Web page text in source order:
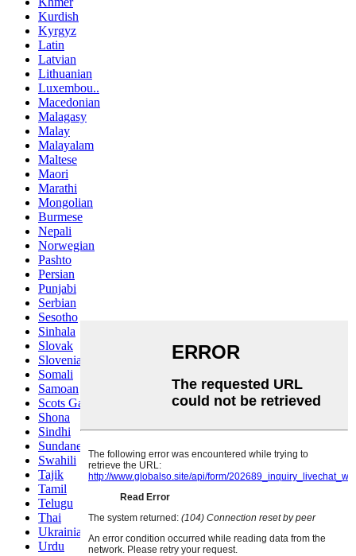
Kurdish
Kyrgyz
Latin
Latvian
Lithuanian
Luxembou..
Macedonian
Malagasy
Malay
Malayalam
Maltese
Maori
Marathi
Mongolian
Burmese
Nepali
Norwegian
Pashto
Persian
Punjabi
Serbian
Sesotho
Sinhala
Slovak
Slovenian
Somali
Samoan
Scots Gaelic
Shona
Sindhi
Sundanese
Swahili
Tajik
Tamil
Telugu
Thai
Ukrainian
Urdu